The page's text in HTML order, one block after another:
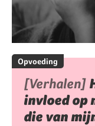
Opvoeding
[Verhalen]
invloed
die van